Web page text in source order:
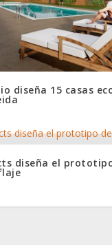
diseña 15 casas
diseña el